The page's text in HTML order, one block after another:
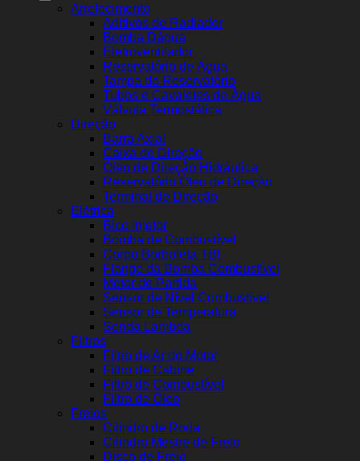
Arrefecimento
Aditivos de Radiador
Bomba Dágua
Eletroventilador
Reservatório de Água
Tampa do Reservatório
Tubos e Cavaletes de Água
Válvula Termostática
Direção
Barra Axial
Caixa de Direção
Óleo de Direção Hidráulica
Reservatório Óleo de Direção
Terminal de Direção
Elétrica
Bico Injetor
Bomba de Combustível
Corpo Borboleta TBI
Flange da Bomba Combustível
Motor de Partida
Sensor de Nível Combustível
Sensor de Temperatura
Sonda Lambda
Filtros
Filtro de Ar do Motor
Filtro de Cabine
Filtro de Combustível
Filtro de Óleo
Freios
Cilindro de Roda
Cilindro Mestre de Freio
Disco de Freio